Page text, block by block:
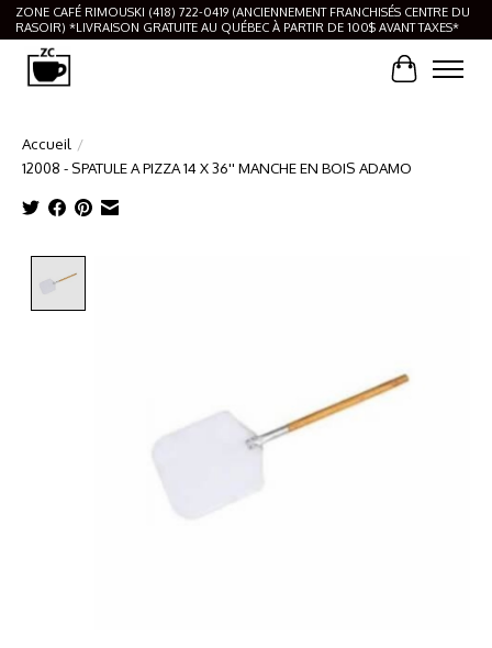
ZONE CAFÉ RIMOUSKI (418) 722-0419 (ANCIENNEMENT FRANCHISÉS CENTRE DU
RASOIR) *LIVRAISON GRATUITE AU QUÉBEC À PARTIR DE 100$ AVANT TAXES*
Panier
Accueil /
12008 - SPATULE A PIZZA 14 X 36'' MANCHE EN BOIS ADAMO